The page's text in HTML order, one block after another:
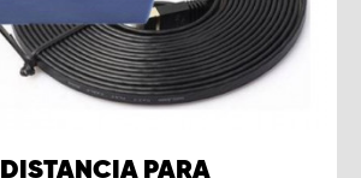
PARA